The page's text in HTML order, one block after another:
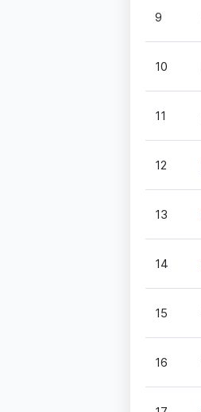
9
10
11
12
13
14
15
16